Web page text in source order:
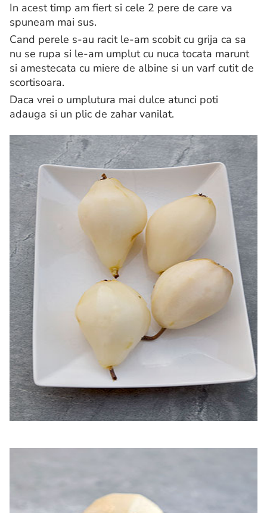
In acest timp am fiert si cele 2 pere de care va
spuneam mai sus.
Cand perele s-au racit le-am scobit cu grija ca sa
nu se rupa si le-am umplut cu nuca tocata marunt
si amestecata cu miere de albine si un varf cutit de
scortisoara.
Daca vrei o umplutura mai dulce atunci poti
adauga si un plic de zahar vanilat.